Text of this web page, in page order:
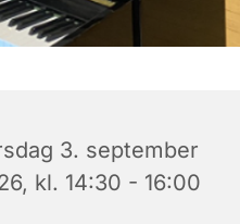
3. september
kl. 14:30 - 16:00